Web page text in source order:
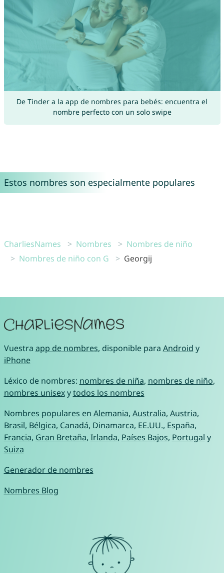
De Tinder a la app de nombres para bebés: encuentra el
nombre perfecto con un solo swipe
Estos nombres son especialmente populares
CharliesNames Nombres
Nombres de niño
Nombres de niño con G
Georgij
Vuestra app de nombres, disponible para Android y
iPhone
Léxico de nombres: nombres de niña, nombres de niño,
nombres unisexytodos los nombres
Nombres populares en Alemania, Australia, Austria,
Brasil, Bélgica, Canadá, Dinamarca, EE.UU., España,
Francia, Gran Bretaña, Irlanda, Países Bajos, Portugal y
Suiza
Generador de nombres
Nombres Blog